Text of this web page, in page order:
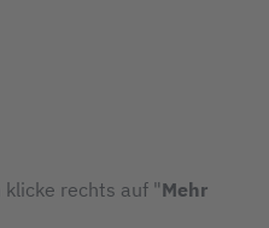
klicke rechts auf "Mehr